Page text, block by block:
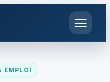
EMPLOI